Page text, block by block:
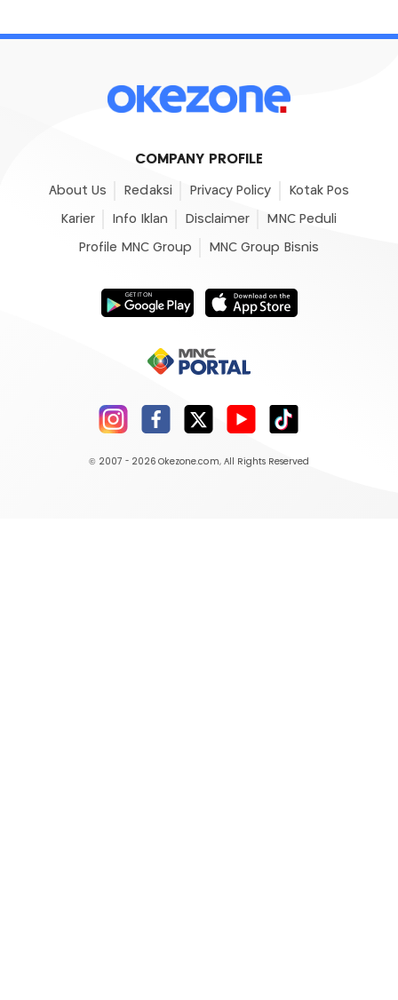
COMPANY PROFILE
About Us Redaksi Privacy Policy Kotak Pos
Karier Info Iklan Disclaimer MNC Peduli
Profile MNC Group MNC Group Bisnis
© 2007 - 2026 Okezone.com, All Rights Reserved